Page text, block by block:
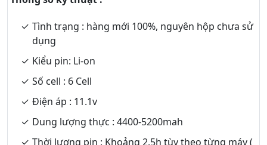
Tình trạng : hàng mới 100%, nguyên hộp chưa sử
dụng
Kiểu pin: Li-on
Số cell : 6 Cell
Điện áp : 11.1v
Dung lượng thực : 4400-5200mah
Thời lượng pin : Khoảng 2.5h tùy theo từng máy (